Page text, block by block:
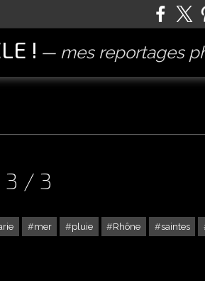
! mes reportages
3 / 3
mer pluie Rhône saintes